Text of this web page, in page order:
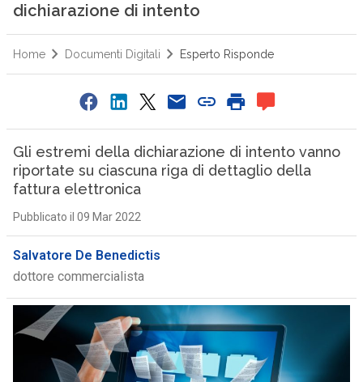
dichiarazione di intento
Home Documenti Digitali Esperto Risponde
Gli estremi della dichiarazione di intento vanno
riportate su ciascuna riga di dettaglio della
fattura elettronica
Pubblicato il 09 Mar 2022
Salvatore De Benedictis
dottore commercialista